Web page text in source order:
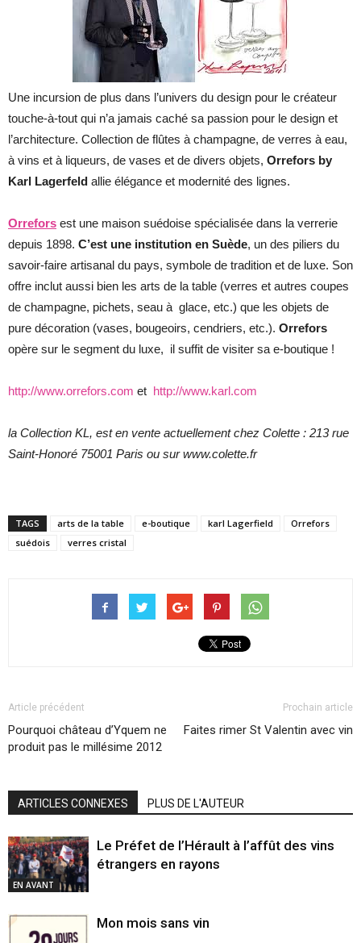
Une incursion de plus dans l’univers du design pour le créateur
touche-à-tout qui n’a jamais caché sa passion pour le design et
l’architecture. Collection de flûtes à champagne, de verres à eau,
à vins et à liqueurs, de vases et de divers objets, Orrefors by
Karl Lagerfeld allie élégance et modernité des lignes.
Orrefors est une maison suédoise spécialisée dans la verrerie
depuis 1898. C’est une institution en Suède, un des piliers du
savoir-faire artisanal du pays, symbole de tradition et de luxe. Son
offre inclut aussi bien les arts de la table (verres et autres coupes
de champagne, pichets, seau à glace, etc.) que les objets de
pure décoration (vases, bougeoirs, cendriers, etc.). Orrefors
opère sur le segment du luxe, il suffit de visiter sa e-boutique !
http://www.orrefors.com et http://www.karl.com
la Collection KL, est en vente actuellement chez Colette : 213 rue
Saint-Honoré 75001 Paris ou sur www.colette.fr
TAGS arts de la table e-boutique karl Lagerfield
Orrefors
suédois
verres cristal
Article précédent
Pourquoi château d’Yquem ne
produit pas le millésime 2012
Prochain article
Faites rimer St Valentin avec vin
ARTICLES CONNEXES PLUS DE L'AUTEUR
EN AVANT
Le Préfet de l’Hérault à l’affût des vins
étrangers en rayons
Mon mois sans vin